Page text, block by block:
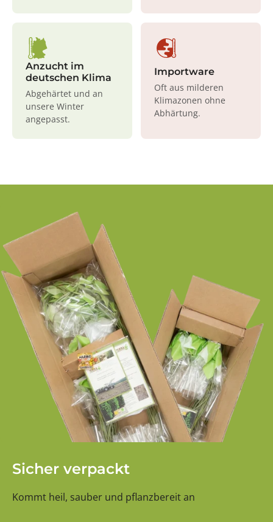
Anzucht im
deutschen Klima
Abgehärtet und an
unsere Winter
angepasst.
Importware
Oft aus milderen
Klimazonen ohne
Abhärtung.
Sicher verpackt
Kommt heil, sauber und pflanzbereit an